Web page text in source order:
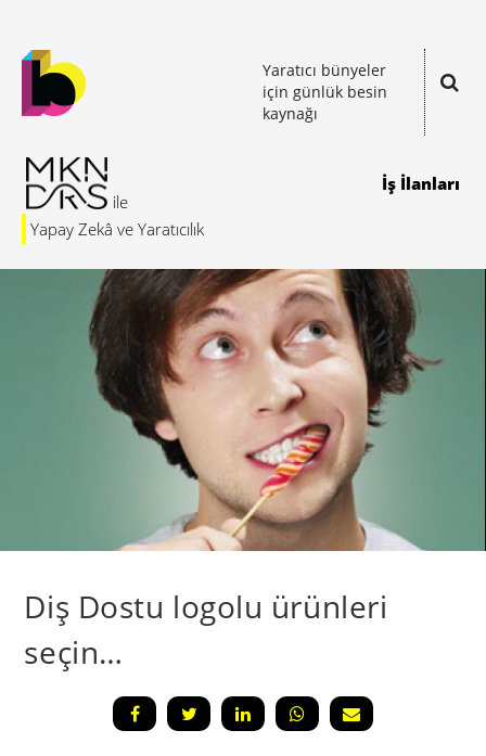
Yaratıcı bünyeler
için günlük besin
kaynağı
Yapay Zekâ ve Yaratıcılık
İş İlanları
Diş Dostu logolu ürünleri
seçin…